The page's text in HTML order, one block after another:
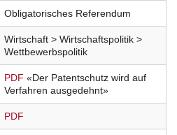
Obligatorisches Referendum
Wirtschaft > Wirtschaftspolitik >
Wettbewerbspolitik
PDF «Der Patentschutz wird auf
Verfahren ausgedehnt»
PDF